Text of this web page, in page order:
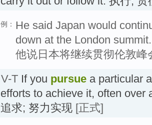
例： He said Japan would
down at the London summit.
他说日本将继续贯彻伦敦峰
V-T If you pursue a particular
efforts to achieve it, often over
追求; 努力实现 [正式]